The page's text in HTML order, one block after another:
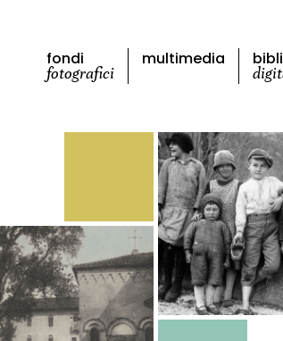
fondi
fotografici
multimedia